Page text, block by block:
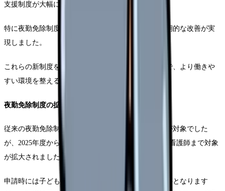
支援制度が大幅に拡充されています。
特に夜勤免除制度と時短勤務の柔軟化において、画期的な改善が実
現しました。
これらの新制度をしっかりと理解し、活用することで、より働きや
すい環境を整えることができます。
夜勤免除制度の拡充
従来の夜勤免除制度では未就学児を持つ看護師のみが対象でした
が、2025年度からは小学校3年生までの子どもを持つ看護師まで対象
が拡大されました。
申請時には子どもの年齢を証明する書類の提出が必要となります